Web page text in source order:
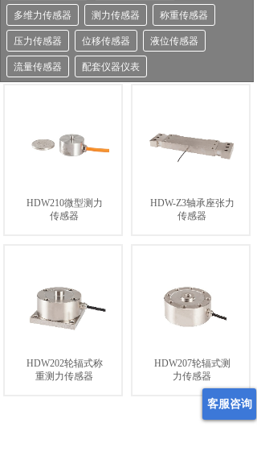
多维力传感器 测力传感器 称重传感器
压力传感器 位移传感器 液位传感器
流量传感器 配套仪器仪表
HDW210微型测力
传感器
HDW-Z3轴承座张力
传感器
HDW202轮辐式称
重测力传感器
HDW207轮辐式测
力传感器
客服咨询